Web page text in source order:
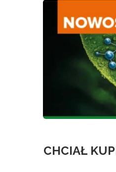
CHCIAŁ